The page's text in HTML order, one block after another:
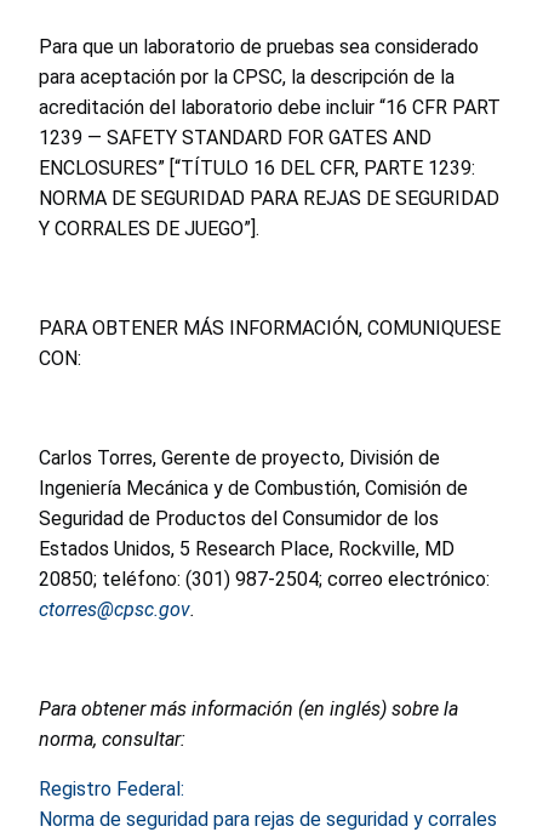
Para que un laboratorio de pruebas sea considerado
para aceptación por la CPSC, la descripción de la
acreditación del laboratorio debe incluir “16 CFR PART
1239 — SAFETY STANDARD FOR GATES AND
ENCLOSURES” [“TÍTULO 16 DEL CFR, PARTE 1239:
NORMA DE SEGURIDAD PARA REJAS DE SEGURIDAD
Y CORRALES DE JUEGO”].
PARA OBTENER MÁS INFORMACIÓN, COMUNIQUESE
CON:
Carlos Torres, Gerente de proyecto, División de
Ingeniería Mecánica y de Combustión, Comisión de
Seguridad de Productos del Consumidor de los
Estados Unidos, 5 Research Place, Rockville, MD
20850; teléfono: (301) 987-2504; correo electrónico:
ctorres@cpsc.gov.
Para obtener más información (en inglés) sobre la
norma, consultar:
Registro Federal:
Norma de seguridad para rejas de seguridad y corrales